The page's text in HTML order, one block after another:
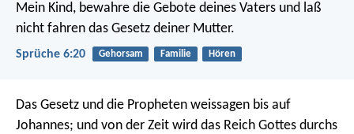
Mein Kind, bewahre die Gebote deines Vaters und laß
nicht fahren das Gesetz deiner Mutter.
Sprüche 6:20 Gehorsam Familie Hören
Das Gesetz und die Propheten weissagen bis auf
Johannes; und von der Zeit wird das Reich Gottes durchs